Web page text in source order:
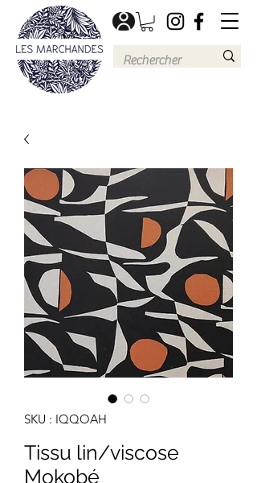
SKU : IQQOAH
Tissu lin/viscose
Mokobé